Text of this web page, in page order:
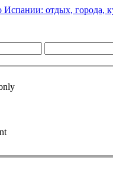
Испании: отдых, города,